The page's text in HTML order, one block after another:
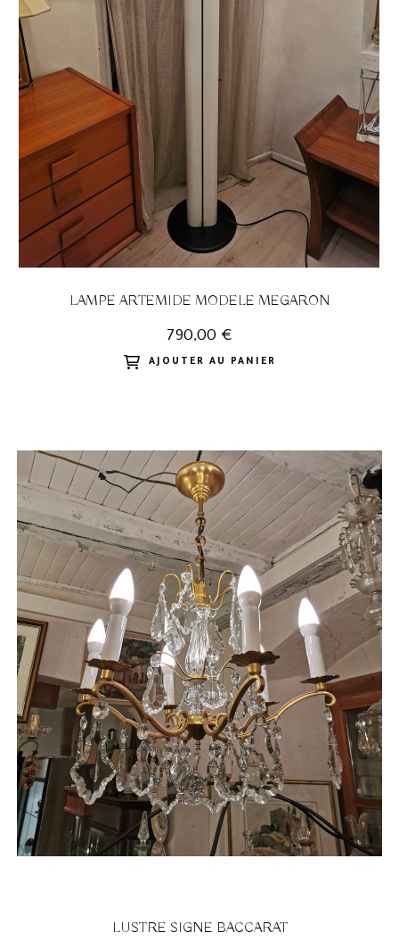
LAMPE ARTEMIDE MODELE MEGARON
790,00 €
AJOUTER AU PANIER
LUSTRE SIGNE BACCARAT